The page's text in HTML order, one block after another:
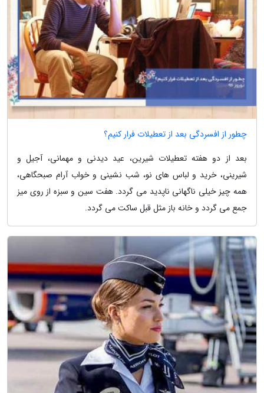
چطور از افسردگی بعد از تعطیلات فرار کنیم؟
بعد از دو هفته تعطیلات شیرین، عید دیدنی و مهمانی، آجیل و
شیرینی، خرید و لباس های نو، شب نشینی و خواب آرام صبحگاهی،
همه چیز خیلی ناگهانی ناپدید می گردد. هفت سین و سبزه از روی میز
جمع می گردد و خانه باز مثل قبل ساکت می گردد.